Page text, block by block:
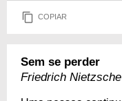
COPIAR
Sem se perder
Friedrich Nietzsche